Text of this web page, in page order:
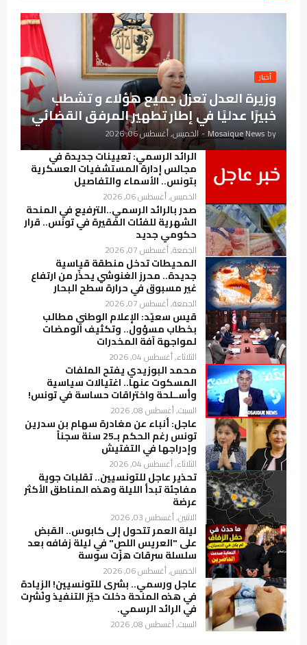
أخبار
وزيرة العدل تعزل جميع هؤلاء و تشطب
خبيرًا عدليًا في إطار تطهير المرفق القضائي
by
Mosaique News
- الخميس, أغسطس 06, 2026
الرائد الرسمي: تعيينات جديدة في
مجالس إدارة المستشفيات العسكرية
بتونس.. الأسماء والتفاصيل
الخميس, أغسطس 06, 2026
صدر بالرائد الرسمي..الترفيع في المنحة
الشهرية للفئات الفقيرة في تونس.. قرار
حكومي جديد
الجمعة, أغسطس 07, 2026
المحيطات تدخل منطقة قياسية
جديدة.. محرز الغنوشي يحذّر من ارتفاع
غير مسبوق في حرارة سطح البحار
الجمعة, أغسطس 07, 2026
قيس سعيّد: الإعلام الوطني مطالب
بخطاب مسؤول.. وتكثيف الومضات
لمواجهة آفة المخدرات
الثلاثاء, أغسطس 04, 2026
محمد البوزيدي يفتح الملفات
المسكوت عنها.. اغتيالات سياسية
وأســلحة واختراقات حساسة في تونس!
السبت, أغسطس 08, 2026
عاجل: أنباء عن مغادرة سهام بن سدرين
تونس رغم الحكم بـ25 سنة سجناً
وإدراجها في التفتيش
الثلاثاء, أغسطس 04, 2026
تحذير عاجل للتونسيين.. تقلبات جوية
مفاجئة تبدأ الليلة وهذه المناطق الأكثر
عرضة
الاثنين, أغسطس 03, 2026
ليلة العمر تتحول إلى كابوس.. القبض
على "العريس اللص" في ليلة زفافه بعد
سلسلة سرقات هزّت سوسة
الخميس, أغسطس 06, 2026
عاجل ورسمي.. بشرى للتونسيين! الزيادة
في هذه المنحة دخلت حيّز التنفيذ ونُشرت
في الرائد الرسمي.
السبت, أغسطس 08, 2026